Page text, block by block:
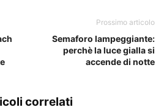
Prossimo articolo
Semaforo lampeggiante:
perchè la luce gialla si
accende di notte
correlati